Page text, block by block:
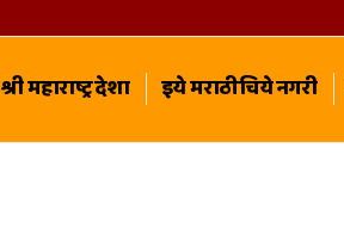
श्री महाराष्ट्र देशा इये मराठीचिये नगरी